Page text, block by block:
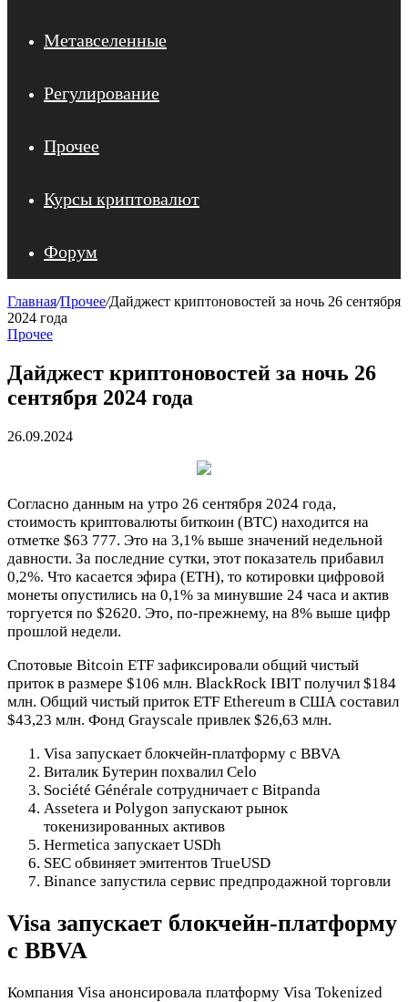
Метавселенные
Регулирование
Прочее
Курсы криптовалют
Форум
Главная/Прочее/Дайджест криптоновостей за ночь 26 сентября
2024 года
Прочее
Дайджест криптоновостей за ночь 26
сентября 2024 года
26.09.2024
Согласно данным на утро 26 сентября 2024 года,
стоимость криптовалюты биткоин (BTC) находится на
отметке $63 777. Это на 3,1% выше значений недельной
давности. За последние сутки, этот показатель прибавил
0,2%. Что касается эфира (ETH), то котировки цифровой
монеты опустились на 0,1% за минувшие 24 часа и актив
торгуется по $2620. Это, по-прежнему, на 8% выше цифр
прошлой недели.
Спотовые Bitcoin ETF зафиксировали общий чистый
приток в размере $106 млн. BlackRock IBIT получил $184
млн. Общий чистый приток ETF Ethereum в США составил
$43,23 млн. Фонд Grayscale привлек $26,63 млн.
Visa запускает блокчейн-платформу с BBVA
Виталик Бутерин похвалил Celo
Société Générale сотрудничает с Bitpanda
Assetera и Polygon запускают рынок
токенизированных активов
Hermetica запускает USDh
SEC обвиняет эмитентов TrueUSD
Binance запустила сервис предпродажной торговли
Visa запускает блокчейн-платформу
с BBVA
Компания Visa анонсировала платформу Visa Tokenized